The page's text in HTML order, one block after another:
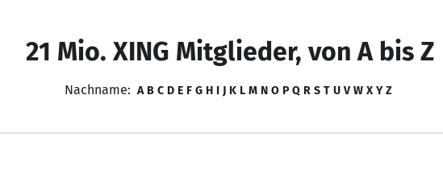
21 Mio. XING Mitglieder, von A bis Z
Nachname: A B C D E F G H I J K L M N O P Q R S T U V W X Y Z